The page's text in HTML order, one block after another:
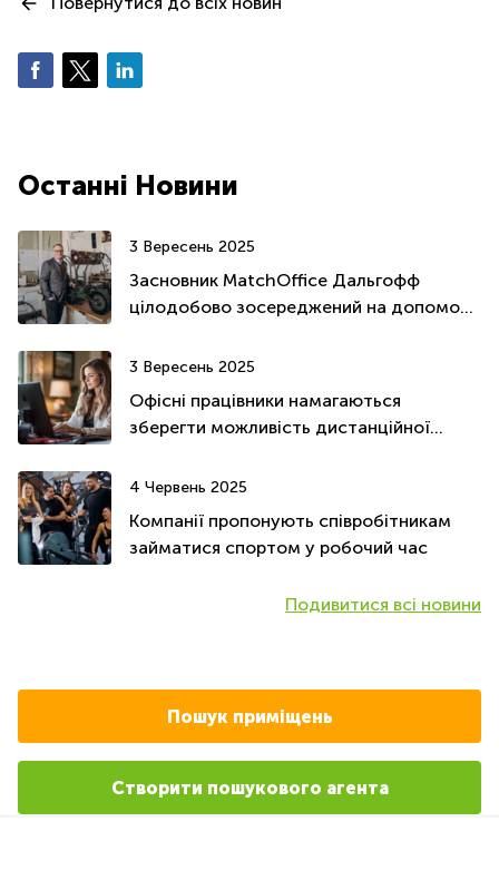
Останні Новини
3 Вересень 2025
Засновник MatchOffice Дальгофф
цілодобово зосереджений на допомозі
3 Вересень 2025
Офісні працівники намагаються
зберегти можливість дистанційної
4 Червень 2025
Компанії пропонують співробітникам
займатися спортом у робочий час
Подивитися всі новини
Пошук приміщень
Створити пошукового агента